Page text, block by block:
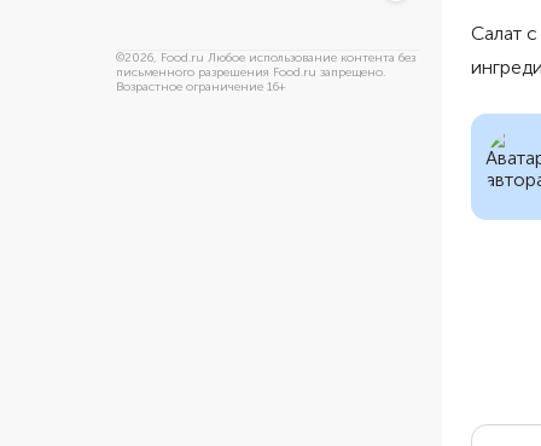
©2026, Food.ru Любое использование контента без
письменного разрешения Food.ru запрещено.
Возрастное ограничение 16+
Салат